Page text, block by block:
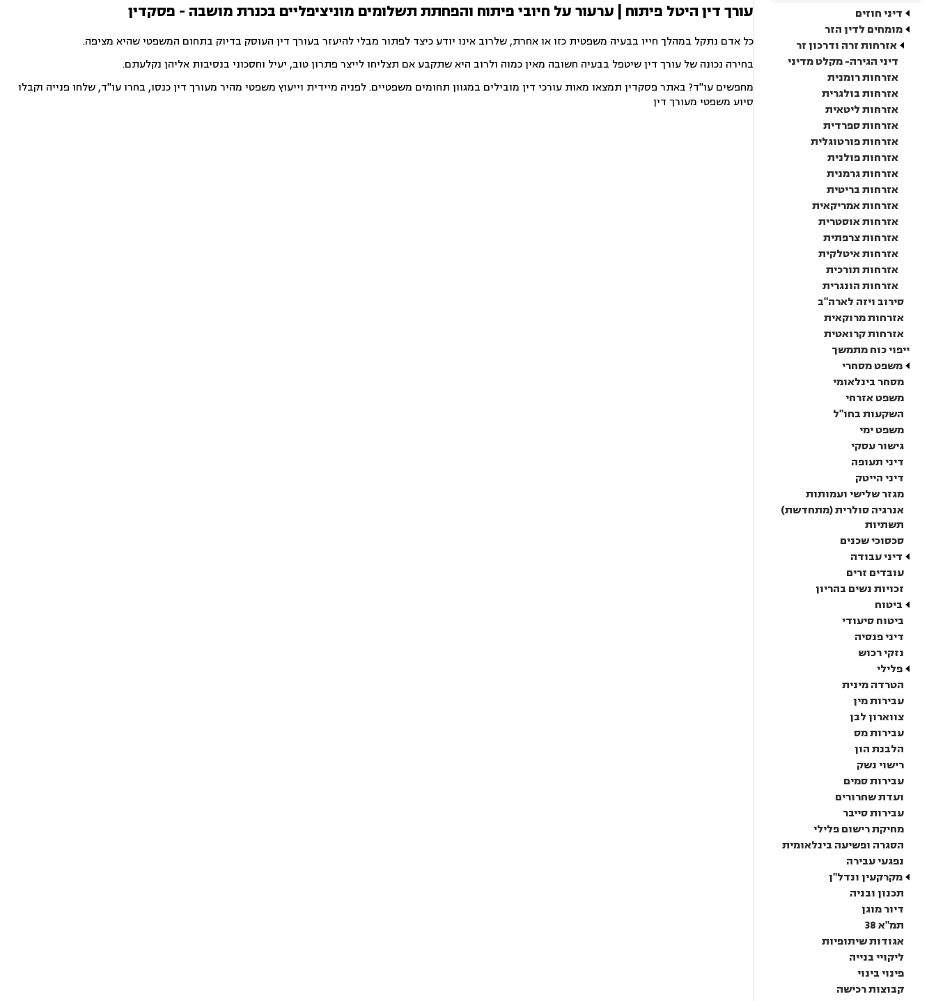
דיני חוזים
מומחים לדין הזר
אזרחות זרה ודרכון זר
דיני הגירה- מקלט מדיני
אזרחות רומנית
אזרחות בולגרית
אזרחות ליטאית
אזרחות ספרדית
אזרחות פורטוגלית
אזרחות פולנית
אזרחות גרמנית
אזרחות בריטית
אזרחות אמריקאית
אזרחות אוסטרית
אזרחות צרפתית
אזרחות איטלקית
אזרחות תורכית
אזרחות הונגרית
סירוב ויזה לארה"ב
אזרחות מרוקאית
אזרחות קרואטית
ייפוי כוח מתמשך
משפט מסחרי
מסחר בינלאומי
משפט אזרחי
השקעות בחו"ל
משפט ימי
גישור עסקי
דיני תעופה
דיני הייטק
מגזר שלישי ועמותות
אנרגיה סולרית (מתחדשת)
תשתיות
סכסוכי שכנים
דיני עבודה
עובדים זרים
זכויות נשים בהריון
ביטוח
ביטוח סיעודי
דיני פנסיה
נזקי רכוש
פלילי
הטרדה מינית
עבירות מין
צווארון לבן
עבירות מס
הלבנת הון
רישוי נשק
עבירות סמים
ועדת שחרורים
עבירות סייבר
מחיקת רישום פלילי
הסגרה ופשיעה בינלאומית
נפגעי עבירה
מקרקעין ונדל"ן
תכנון ובניה
דיור מוגן
תמ"א 38
אגודות שיתופיות
ליקויי בנייה
פינוי בינוי
קבוצות רכישה
עורך דין היטל פיתוח | ערעור על חיובי פיתוח והפחתת תשלומים מוניציפליים בכנרת מושבה - פסקדין
כל אדם נתקל במהלך חייו בבעיה משפטית כזו או אחרת, שלרוב אינו יודע כיצד לפתור מבלי להיעזר בעורך דין העוסק בדיוק בתחום המשפטי שהיא מציפה.
בחירה נכונה של עורך דין שיטפל בבעיה חשובה מאין כמוה ולרוב היא שתקבע אם תצליחו לייצר פתרון טוב, יעיל וחסכוני בנסיבות אליהן נקלעתם.
מחפשים עו"ד? באתר פסקדין תמצאו מאות עורכי דין מובילים במגוון תחומים משפטיים. לפניה מיידית וייעוץ משפטי מהיר מעורך דין כנסו, בחרו עו"ד, שלחו פנייה וקבלו
סיוע משפטי מעורך דין